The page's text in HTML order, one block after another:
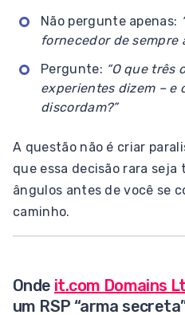
Não pergunte apenas:
fornecedor de sempre
Pergunte: “O que três
experientes dizem – e
discordam?”
A questão não é criar
que essa decisão rara seja
ângulos antes de você se
caminho.
Onde it.com Domains
um RSP “arma